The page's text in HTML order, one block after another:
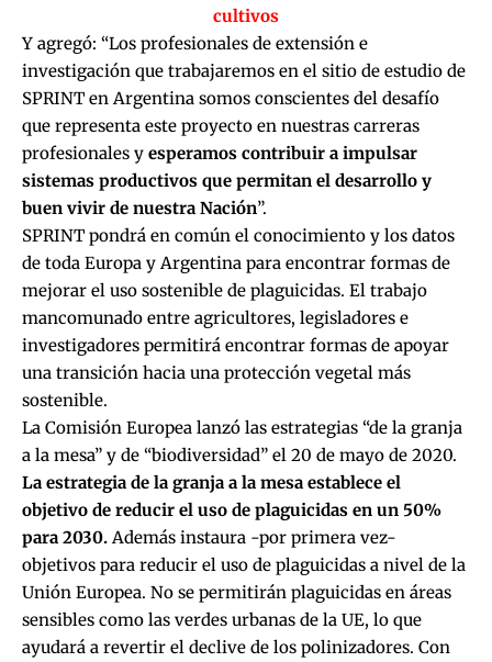
cultivos
Y agregó: “Los profesionales de extensión e
investigación que trabajaremos en el sitio de estudio de
SPRINT en Argentina somos conscientes del desafío
que representa este proyecto en nuestras carreras
profesionales y esperamos contribuir a impulsar
sistemas productivos que permitan el desarrollo y
buen vivir de nuestra Nación”.
SPRINT pondrá en común el conocimiento y los datos
de toda Europa y Argentina para encontrar formas de
mejorar el uso sostenible de plaguicidas. El trabajo
mancomunado entre agricultores, legisladores e
investigadores permitirá encontrar formas de apoyar
una transición hacia una protección vegetal más
sostenible.
La Comisión Europea lanzó las estrategias “de la granja
a la mesa” y de “biodiversidad” el 20 de mayo de 2020.
La estrategia de la granja a la mesa establece el
objetivo de reducir el uso de plaguicidas en un 50%
para 2030. Además instaura -por primera vez-
objetivos para reducir el uso de plaguicidas a nivel de la
Unión Europea. No se permitirán plaguicidas en áreas
sensibles como las verdes urbanas de la UE, lo que
ayudará a revertir el declive de los polinizadores. Con